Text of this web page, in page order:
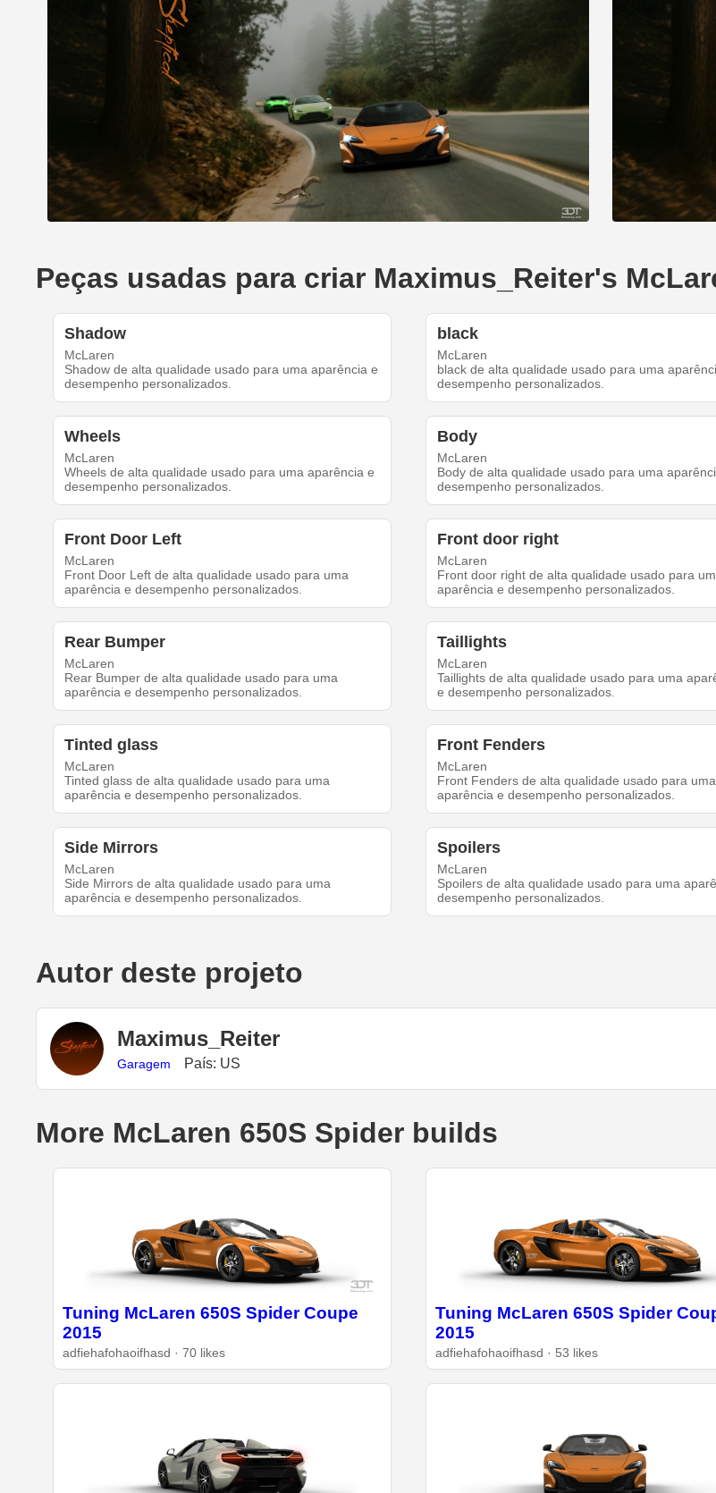
Peças usadas para criar Maximus_Reiter's
Shadow
McLaren
Shadow de alta qualidade usado para uma aparência e
desempenho personalizados.
black
McLaren
black de alta qualidade usado para uma
desempenho personalizados.
Wheels
McLaren
Wheels de alta qualidade usado para uma aparência e
desempenho personalizados.
Body
McLaren
Body de alta qualidade usado para uma
desempenho personalizados.
Front Door Left
McLaren
Front Door Left de alta qualidade usado para uma
aparência e desempenho personalizados.
Front door right
McLaren
Front door right de alta qualidade usado para
aparência e desempenho personalizados.
Rear Bumper
McLaren
Rear Bumper de alta qualidade usado para uma
aparência e desempenho personalizados.
Taillights
McLaren
Taillights de alta qualidade usado para uma
e desempenho personalizados.
Tinted glass
McLaren
Tinted glass de alta qualidade usado para uma
aparência e desempenho personalizados.
Front Fenders
McLaren
Front Fenders de alta qualidade usado para uma
aparência e desempenho personalizados.
Side Mirrors
McLaren
Side Mirrors de alta qualidade usado para uma
aparência e desempenho personalizados.
Spoilers
McLaren
Spoilers de alta qualidade usado para uma
desempenho personalizados.
Autor deste projeto
Maximus_Reiter
Garagem País: US
More McLaren 650S Spider builds
Tuning McLaren 650S Spider Coupe
2015
adfiehafohaoifhasd · 70 likes
Tuning McLaren 650S Spider
2015
adfiehafohaoifhasd · 53 likes